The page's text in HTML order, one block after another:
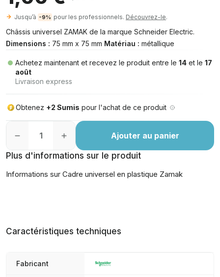
Jusqu’à -9% pour les professionnels. Découvrez-le.
Châssis universel ZAMAK de la marque Schneider Electric.
Dimensions : 75 mm x 75 mm Matériau : métallique
Achetez maintenant et recevez le produit entre le 14et le 17
août
Livraison express
Obtenez +2 Sumis pour l'achat de ce produit
Ajouter au panier
Plus d'informations sur le produit
Informations sur Cadre universel en plastique Zamak
Caractéristiques techniques
Fabricant